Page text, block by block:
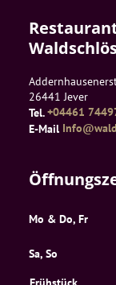
26441 Jever
Tel. +04461
E-Mail
Mo & Do, Fr
Sa, So